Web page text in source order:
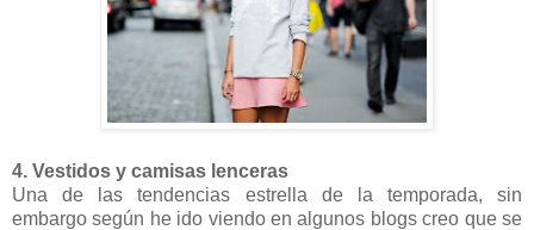
4. Vestidos y camisas lenceras
Una de las tendencias estrella de la temporada, sin
embargo según he ido viendo en algunos blogs creo que se